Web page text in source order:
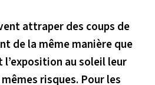
attraper des coups de
de la même manière que
l’exposition au soleil leur
risques. Pour les